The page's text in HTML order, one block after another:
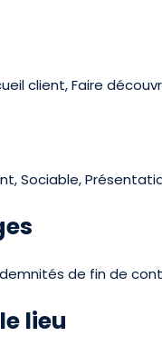
client, Faire
Sociable,
de fin de
lieu